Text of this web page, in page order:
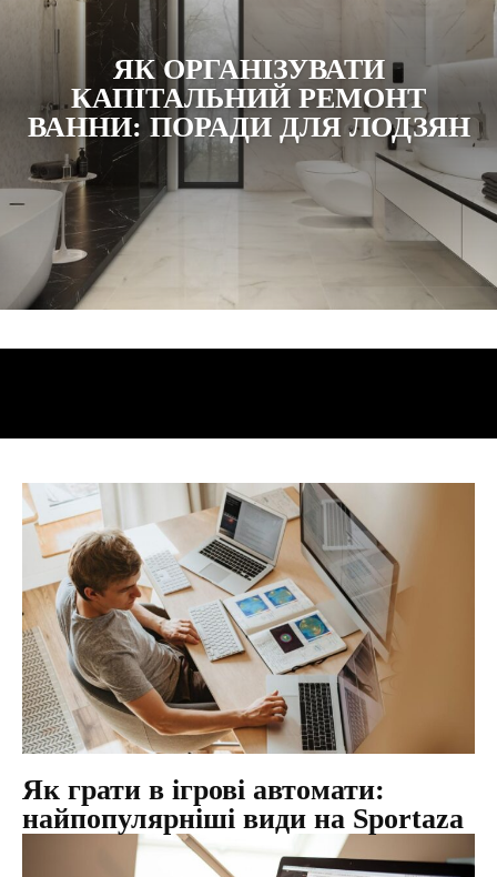
ЯК ОРГАНІЗУВАТИ
КАПІТАЛЬНИЙ РЕМОНТ
ВАННИ: ПОРАДИ ДЛЯ ЛОДЗЯН
Як грати в ігрові автомати:
найпопулярніші види на Sportaza